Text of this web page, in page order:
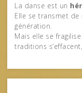
La danse est un
Elle se transmet
génération.
Mais elle se
traditions